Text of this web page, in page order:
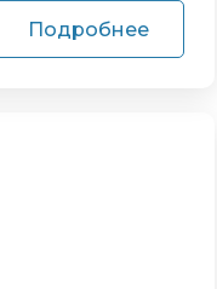
Подробнее